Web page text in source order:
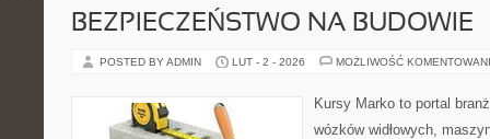
BEZPIECZEŃSTWO NA BUDOWIE
POSTED BY ADMIN LUT - 2 - 2026 MOŻLIWOŚĆ
Kursy Marko to portal
wózków widłowych,